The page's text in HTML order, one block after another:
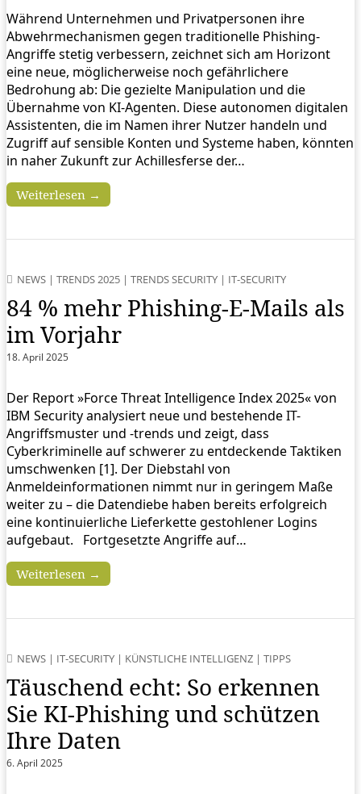
Während Unternehmen und Privatpersonen ihre
Abwehrmechanismen gegen traditionelle Phishing-
Angriffe stetig verbessern, zeichnet sich am Horizont
eine neue, möglicherweise noch gefährlichere
Bedrohung ab: Die gezielte Manipulation und die
Übernahme von KI-Agenten. Diese autonomen digitalen
Assistenten, die im Namen ihrer Nutzer handeln und
Zugriff auf sensible Konten und Systeme haben, könnten
in naher Zukunft zur Achillesferse der…
Weiterlesen →
NEWS | TRENDS 2025 | TRENDS SECURITY | IT-SECURITY
84 % mehr Phishing-E-Mails als
im Vorjahr
18. April 2025
Der Report »Force Threat Intelligence Index 2025« von
IBM Security analysiert neue und bestehende IT-
Angriffsmuster und -trends und zeigt, dass
Cyberkriminelle auf schwerer zu entdeckende Taktiken
umschwenken [1]. Der Diebstahl von
Anmeldeinformationen nimmt nur in geringem Maße
weiter zu – die Datendiebe haben bereits erfolgreich
eine kontinuierliche Lieferkette gestohlener Logins
aufgebaut. Fortgesetzte Angriffe auf…
Weiterlesen →
NEWS | IT-SECURITY | KÜNSTLICHE INTELLIGENZ | TIPPS
Täuschend echt: So erkennen
Sie KI-Phishing und schützen
Ihre Daten
6. April 2025